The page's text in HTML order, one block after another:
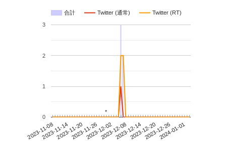
合計 Twitter (通常) Twitter (RT)
2023-11-082023-11-142023-11-202023-11-262023-12-022023-12-082023-12-142023-12-202023-12-262024-01-01
0
1
2
3
**